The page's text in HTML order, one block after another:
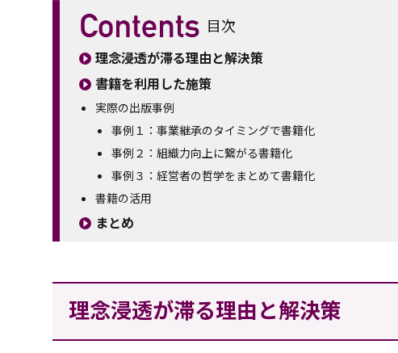
目次
理念浸透が滞る理由と解決策
書籍を利用した施策
実際の出版事例
事例１：事業継承のタイミングで書籍化
事例２：組織力向上に繋がる書籍化
事例３：経営者の哲学をまとめて書籍化
書籍の活用
まとめ
理念浸透が滞る理由と解決策